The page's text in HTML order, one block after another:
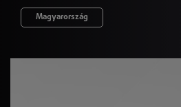
Magyarország